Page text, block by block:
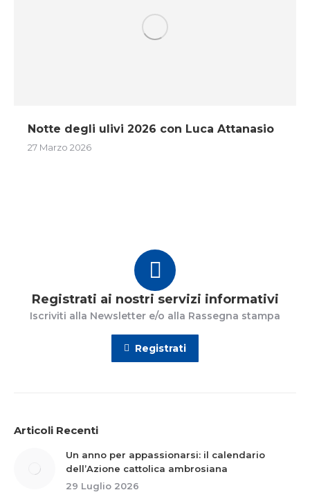
Notte degli ulivi 2026 con Luca Attanasio
27 Marzo 2026
Registrati ai nostri servizi informativi
Iscriviti alla Newsletter e/o alla Rassegna stampa
Registrati
Articoli Recenti
Un anno per appassionarsi: il calendario
dell’Azione cattolica ambrosiana
29 Luglio 2026